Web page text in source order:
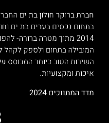
חברת ברוקר חולון בת ים
בתחום נכסים בערים בת ים
2014 מתוך מטרה ברורה-
המובילה בתחום ולספק לקהל
השירות הטוב ביותר המבוסס
איכות ומקצועיות.
מדד המתווכים 2024